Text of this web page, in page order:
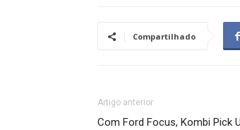
Compartilhado
Artigo anterior
Com Ford Focus, Kombi Pick